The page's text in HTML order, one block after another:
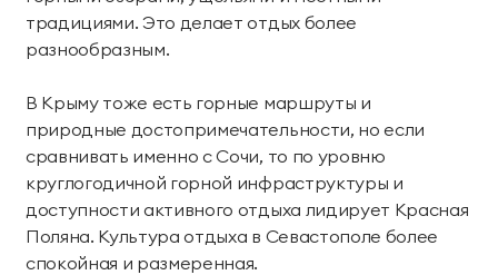
традициями. Это делает отдых более
разнообразным.
В Крыму тоже есть горные маршруты и
природные достопримечательности, но если
сравнивать именно с Сочи, то по уровню
круглогодичной горной инфраструктуры и
доступности активного отдыха лидирует Красная
Поляна. Культура отдыха в Севастополе более
спокойная и размеренная.